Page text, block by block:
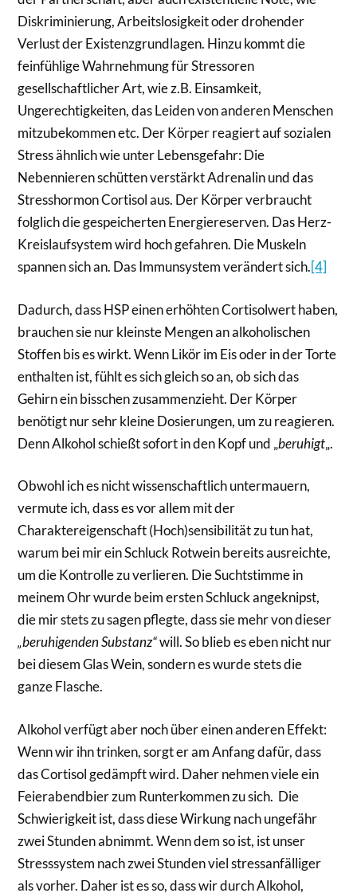
Diskriminierung, Arbeitslosigkeit oder drohender
Verlust der Existenzgrundlagen. Hinzu kommt die
feinfühlige Wahrnehmung für Stressoren
gesellschaftlicher Art, wie z.B. Einsamkeit,
Ungerechtigkeiten, das Leiden von anderen Menschen
mitzubekommen etc. Der Körper reagiert auf sozialen
Stress ähnlich wie unter Lebensgefahr: Die
Nebennieren schütten verstärkt Adrenalin und das
Stresshormon Cortisol aus. Der Körper verbraucht
folglich die gespeicherten Energiereserven. Das Herz-
Kreislaufsystem wird hoch gefahren. Die Muskeln
spannen sich an. Das Immunsystem verändert sich.[4]
Dadurch, dass HSP einen erhöhten Cortisolwert haben,
brauchen sie nur kleinste Mengen an alkoholischen
Stoffen bis es wirkt. Wenn Likör im Eis oder in der Torte
enthalten ist, fühlt es sich gleich so an, ob sich das
Gehirn ein bisschen zusammenzieht. Der Körper
benötigt nur sehr kleine Dosierungen, um zu reagieren.
Denn Alkohol schießt sofort in den Kopf und „beruhigt„.
Obwohl ich es nicht wissenschaftlich untermauern,
vermute ich, dass es vor allem mit der
Charaktereigenschaft (Hoch)sensibilität zu tun hat,
warum bei mir ein Schluck Rotwein bereits ausreichte,
um die Kontrolle zu verlieren. Die Suchtstimme in
meinem Ohr wurde beim ersten Schluck angeknipst,
die mir stets zu sagen pflegte, dass sie mehr von dieser
„beruhigenden Substanz“will. So blieb es eben nicht nur
bei diesem Glas Wein, sondern es wurde stets die
ganze Flasche.
Alkohol verfügt aber noch über einen anderen Effekt:
Wenn wir ihn trinken, sorgt er am Anfang dafür, dass
das Cortisol gedämpft wird. Daher nehmen viele ein
Feierabendbier zum Runterkommen zu sich. Die
Schwierigkeit ist, dass diese Wirkung nach ungefähr
zwei Stunden abnimmt. Wenn dem so ist, ist unser
Stresssystem nach zwei Stunden viel stressanfälliger
als vorher. Daher ist es so, dass wir durch Alkohol,